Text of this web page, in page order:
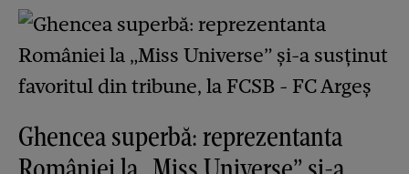
Ghencea superbă: reprezentanta